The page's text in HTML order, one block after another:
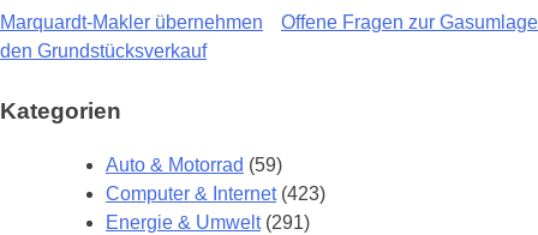
Beitragsnavigation
Marquardt-Makler übernehmen
den Grundstücksverkauf
Offene Fragen zur Gasumlage
Kategorien
Auto & Motorrad (59)
Computer & Internet(423)
Energie & Umwelt(291)